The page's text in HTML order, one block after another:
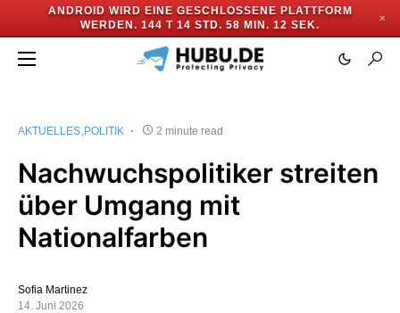
ANDROID WIRD EINE GESCHLOSSENE PLATTFORM
WERDEN. 144 T 14 STD. 58 MIN. 11 SEK.
✕
AKTUELLES POLITIK 2 minute read
Nachwuchspolitiker streiten
über Umgang mit
Nationalfarben
Sofia Martinez
14. Juni 2026